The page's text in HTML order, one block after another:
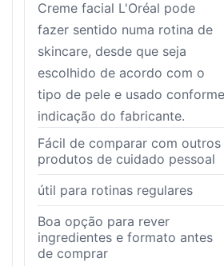
Creme facial L'Oréal pode
fazer sentido numa rotina de
skincare, desde que seja
escolhido de acordo com o
tipo de pele e usado conforme
indicação do fabricante.
Fácil de comparar com outros
produtos de cuidado pessoal
útil para rotinas regulares
Boa opção para rever
ingredientes e formato antes
de comprar